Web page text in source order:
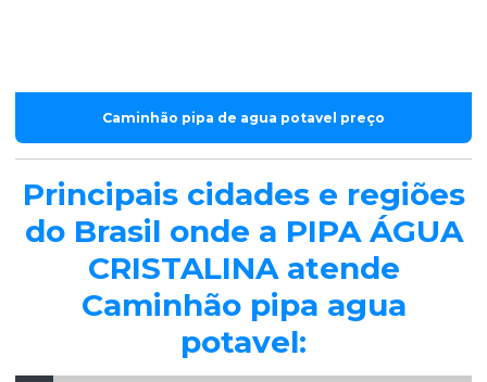
Caminhão pipa de agua potavel preço
Principais cidades e regiões
do Brasil onde a PIPA ÁGUA
CRISTALINA atende
Caminhão pipa agua
potavel: